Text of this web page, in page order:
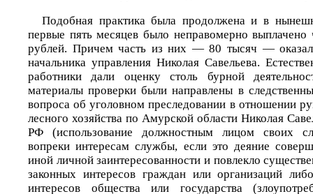
Подобная практика была продолжена и в
первые пять месяцев было неправомерно
рублей. Причем часть из них — 80 тысяч —
начальника управления Николая Савельева.
работники дали оценку столь бурной
материалы проверки были направлены в
вопроса об уголовном преследовании в отношении
лесного хозяйства по Амурской области Николая
РФ (использование должностным лицом своих
вопреки интересам службы, если это деяние
иной личной заинтересованности и повлекло
законных интересов граждан или организаций
интересов общества или государства